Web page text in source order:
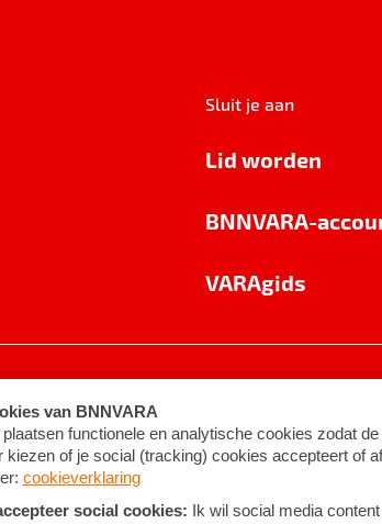
Sluit je aan
Lid worden
BNNVARA-
VARAgids
Algemene voorwaarden ©2026